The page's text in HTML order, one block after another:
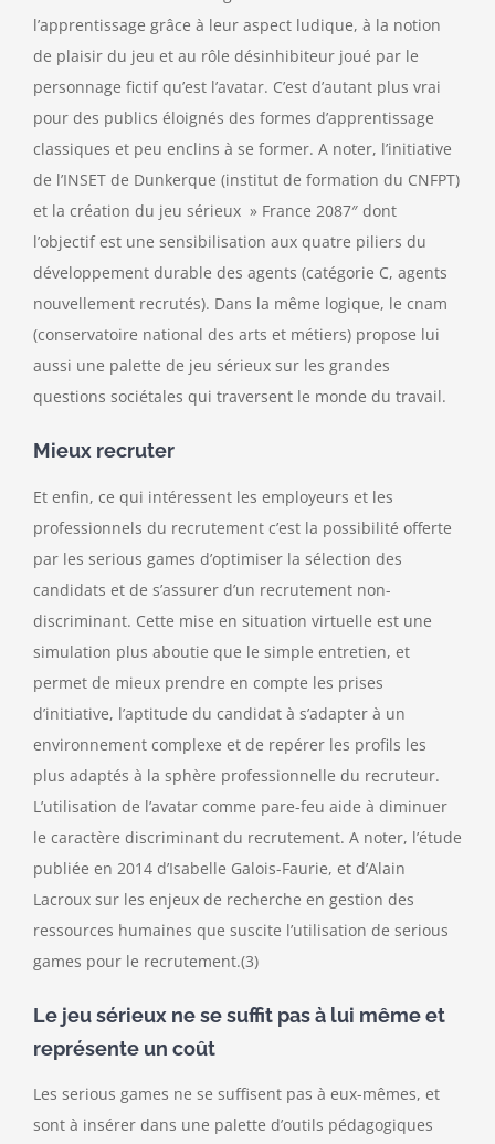
l’apprentissage grâce à leur aspect ludique, à la notion
de plaisir du jeu et au rôle désinhibiteur joué par le
personnage fictif qu’est l’avatar. C’est d’autant plus vrai
pour des publics éloignés des formes d’apprentissage
classiques et peu enclins à se former. A noter, l’initiative
de l’INSET de Dunkerque (institut de formation du CNFPT)
et la création du jeu sérieux » France 2087″ dont
l’objectif est une sensibilisation aux quatre piliers du
développement durable des agents (catégorie C, agents
nouvellement recrutés). Dans la même logique, le cnam
(conservatoire national des arts et métiers) propose lui
aussi une palette de jeu sérieux sur les grandes
questions sociétales qui traversent le monde du travail.
Mieux recruter
Et enfin, ce qui intéressent les employeurs et les
professionnels du recrutement c’est la possibilité offerte
par les serious games d’optimiser la sélection des
candidats et de s’assurer d’un recrutement non-
discriminant. Cette mise en situation virtuelle est une
simulation plus aboutie que le simple entretien, et
permet de mieux prendre en compte les prises
d’initiative, l’aptitude du candidat à s’adapter à un
environnement complexe et de repérer les profils les
plus adaptés à la sphère professionnelle du recruteur.
L’utilisation de l’avatar comme pare-feu aide à diminuer
le caractère discriminant du recrutement. A noter, l’étude
publiée en 2014 d’Isabelle Galois-Faurie, et d’Alain
Lacroux sur les enjeux de recherche en gestion des
ressources humaines que suscite l’utilisation de serious
games pour le recrutement.(3)
Le jeu sérieux ne se suffit pas à lui même et
représente un coût
Les serious games ne se suffisent pas à eux-mêmes, et
sont à insérer dans une palette d’outils pédagogiques